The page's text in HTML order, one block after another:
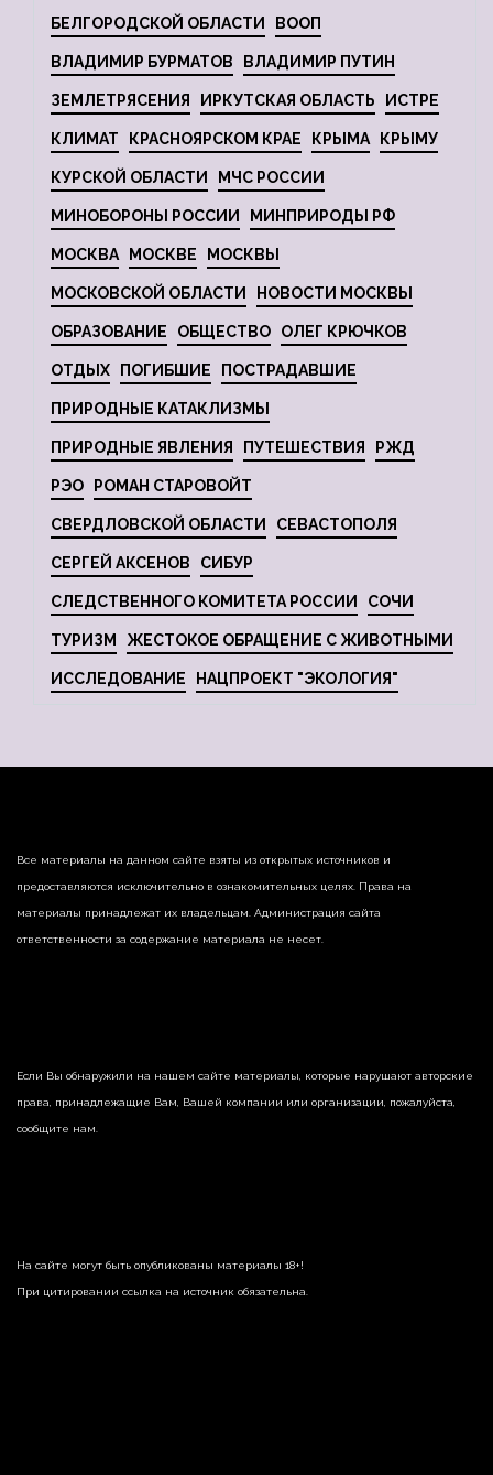
БЕЛГОРОДСКОЙ ОБЛАСТИ ВООП
ВЛАДИМИР БУРМАТОВ ВЛАДИМИР ПУТИН
ЗЕМЛЕТРЯСЕНИЯ ИРКУТСКАЯ ОБЛАСТЬ ИСТРЕ
КЛИМАТ КРАСНОЯРСКОМ КРАЕ КРЫМА КРЫМУ
КУРСКОЙ ОБЛАСТИ МЧС РОССИИ
МИНОБОРОНЫ РОССИИ МИНПРИРОДЫ РФ
МОСКВА МОСКВЕ МОСКВЫ
МОСКОВСКОЙ ОБЛАСТИ НОВОСТИ МОСКВЫ
ОБРАЗОВАНИЕ ОБЩЕСТВО ОЛЕГ КРЮЧКОВ
ОТДЫХ ПОГИБШИЕ ПОСТРАДАВШИЕ
ПРИРОДНЫЕ КАТАКЛИЗМЫ
ПРИРОДНЫЕ ЯВЛЕНИЯ ПУТЕШЕСТВИЯ РЖД
РЭО РОМАН СТАРОВОЙТ
СВЕРДЛОВСКОЙ ОБЛАСТИ СЕВАСТОПОЛЯ
СЕРГЕЙ АКСЕНОВ СИБУР
СЛЕДСТВЕННОГО КОМИТЕТА РОССИИ СОЧИ
ТУРИЗМ ЖЕСТОКОЕ ОБРАЩЕНИЕ С ЖИВОТНЫМИ
ИССЛЕДОВАНИЕ НАЦПРОЕКТ "ЭКОЛОГИЯ"
Все материалы на данном сайте взяты из открытых источников и
предоставляются исключительно в ознакомительных целях. Права на
материалы принадлежат их владельцам. Администрация сайта
ответственности за содержание материала не несет.
Если Вы обнаружили на нашем сайте материалы, которые нарушают авторские
права, принадлежащие Вам, Вашей компании или организации, пожалуйста,
сообщите нам.
На сайте могут быть опубликованы материалы 18+!
При цитировании ссылка на источник обязательна.